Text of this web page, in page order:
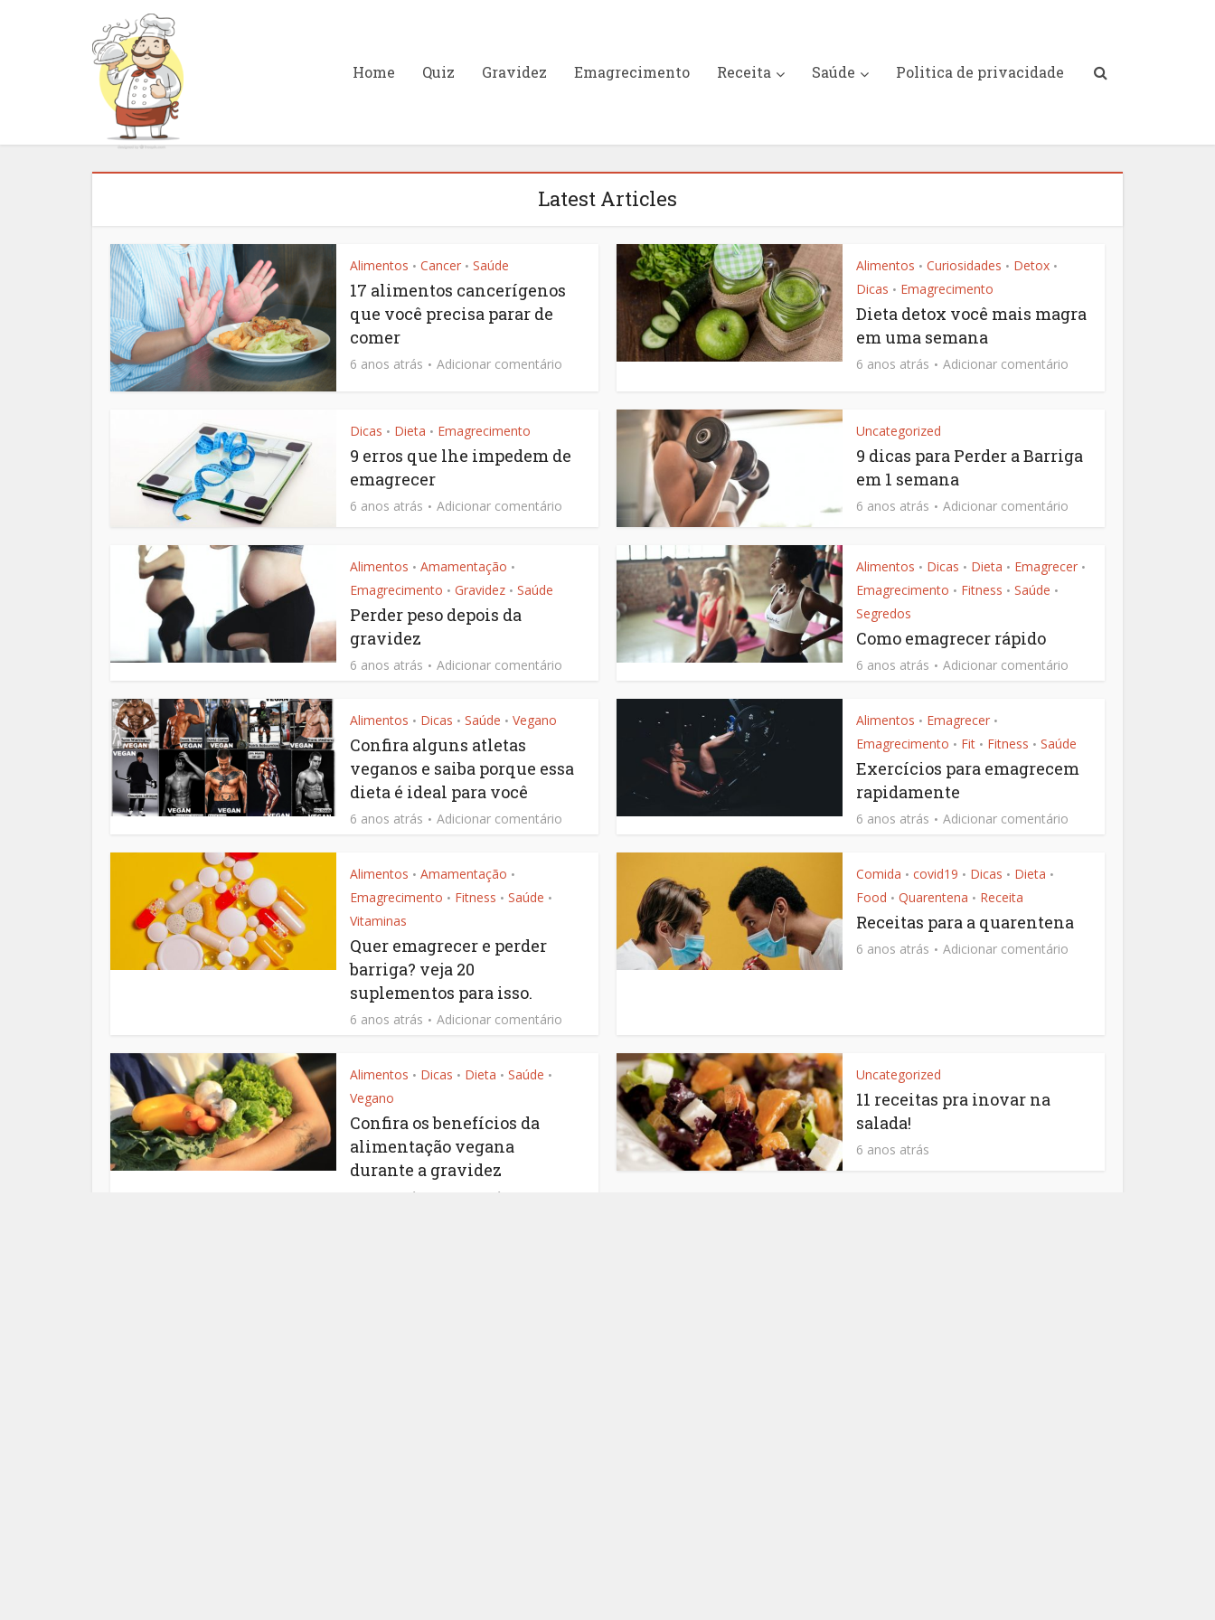
Home Quiz Gravidez Emagrecimento Receita Saúde Politica de privacidade
Latest Articles
Alimentos • Cancer • Saúde
17 alimentos cancerígenos
que você precisa parar de
comer
6 anos atrás Adicionar comentário
Alimentos • Curiosidades • Detox •
Dicas • Emagrecimento
Dieta detox você mais magra
em uma semana
6 anos atrás Adicionar comentário
Dicas • Dieta • Emagrecimento
9 erros que lhe impedem de
emagrecer
6 anos atrás Adicionar comentário
Uncategorized
9 dicas para Perder a Barriga
em 1 semana
6 anos atrás Adicionar comentário
Alimentos • Amamentação •
Emagrecimento • Gravidez • Saúde
Perder peso depois da
gravidez
6 anos atrás Adicionar comentário
Alimentos • Dicas • Dieta • Emagrecer •
Emagrecimento • Fitness • Saúde •
Segredos
Como emagrecer rápido
6 anos atrás Adicionar comentário
Alimentos • Dicas • Saúde • Vegano
Confira alguns atletas
veganos e saiba porque essa
dieta é ideal para você
6 anos atrás Adicionar comentário
Alimentos • Emagrecer •
Emagrecimento • Fit • Fitness • Saúde
Exercícios para emagrecem
rapidamente
6 anos atrás Adicionar comentário
Alimentos • Amamentação •
Emagrecimento • Fitness • Saúde •
Vitaminas
Quer emagrecer e perder
barriga? veja 20
suplementos para isso.
6 anos atrás Adicionar comentário
Comida • covid19 • Dicas • Dieta •
Food • Quarentena • Receita
Receitas para a quarentena
6 anos atrás Adicionar comentário
Alimentos • Dicas • Dieta • Saúde •
Vegano
Confira os benefícios da
alimentação vegana
durante a gravidez
6 anos atrás 1 Comentário
Uncategorized
11 receitas pra inovar na
salada!
6 anos atrás